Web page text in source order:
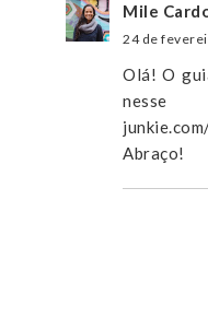
Mile
24 de
Olá! O
nesse
Abraço!